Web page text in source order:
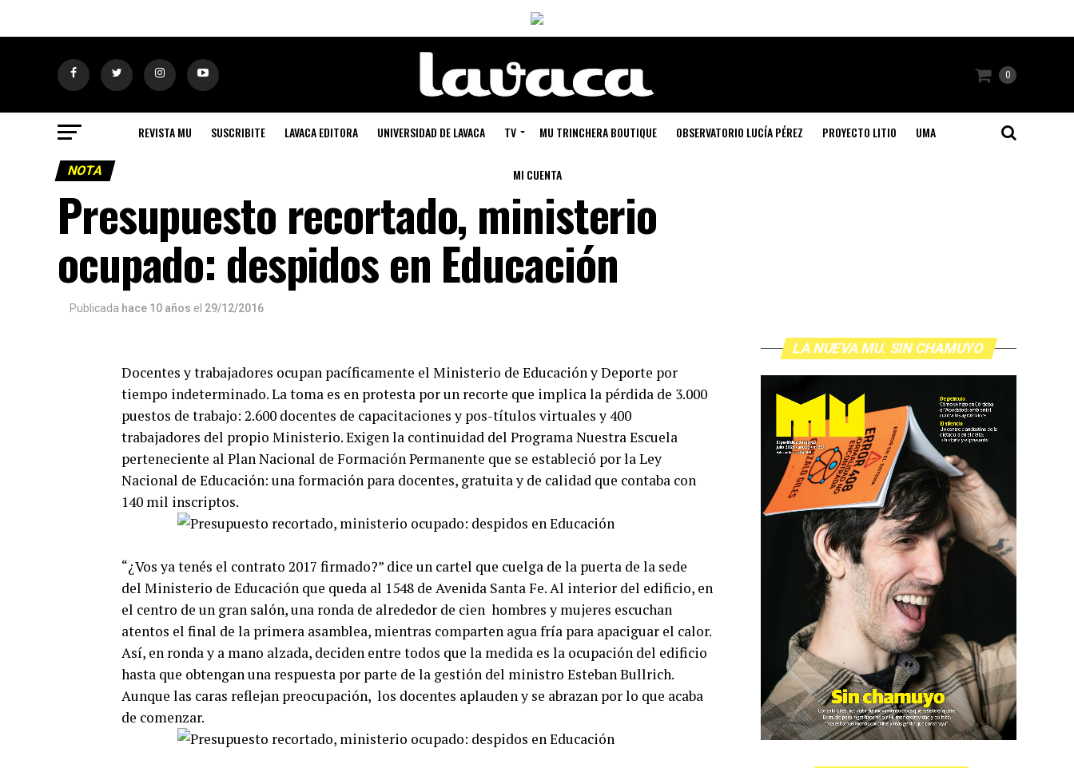
0
REVISTA MU SUSCRIBITE LAVACA EDITORA UNIVERSIDAD DE LAVACA TV MU TRINCHERA BOUTIQUE OBSERVATORIO LUCÍA PÉREZ PROYECTO LITIO UMA
MI CUENTA
NOTA
Presupuesto recortado, ministerio
ocupado: despidos en Educación
Publicada hace 10 años el 29/12/2016
Docentes y trabajadores ocupan pacíficamente el Ministerio de Educación y Deporte por
tiempo indeterminado. La toma es en protesta por un recorte que implica la pérdida de 3.000
puestos de trabajo: 2.600 docentes de capacitaciones y pos-títulos virtuales y 400
trabajadores del propio Ministerio. Exigen la continuidad del Programa Nuestra Escuela
perteneciente al Plan Nacional de Formación Permanente que se estableció por la Ley
Nacional de Educación: una formación para docentes, gratuita y de calidad que contaba con
140 mil inscriptos.
“¿Vos ya tenés el contrato 2017 firmado?” dice un cartel que cuelga de la puerta de la sede
del Ministerio de Educación que queda al 1548 de Avenida Santa Fe. Al interior del edificio, en
el centro de un gran salón, una ronda de alrededor de cien hombres y mujeres escuchan
atentos el final de la primera asamblea, mientras comparten agua fría para apaciguar el calor.
Así, en ronda y a mano alzada, deciden entre todos que la medida es la ocupación del edificio
hasta que obtengan una respuesta por parte de la gestión del ministro Esteban Bullrich.
Aunque las caras reflejan preocupación, los docentes aplauden y se abrazan por lo que acaba
de comenzar.
LA NUEVA MU. SIN CHAMUYO